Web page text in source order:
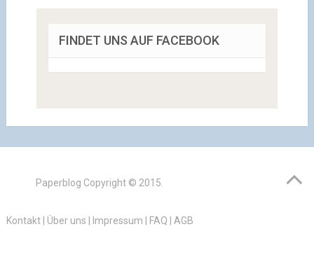
FINDET UNS AUF FACEBOOK
Paperblog Copyright © 2015.
Kontakt| Über uns | Impressum | FAQ | AGB